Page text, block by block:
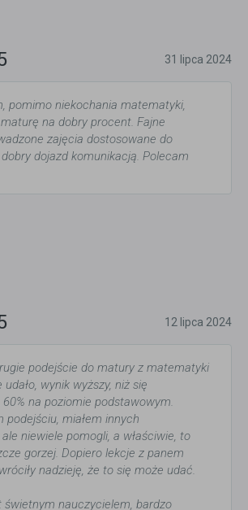
31 lipca 2024
pomimo niekochania matematyki,
na dobry procent. Fajne
zajęcia dostosowane do
dojazd komunikacją. Polecam
12 lipca 2024
podejście do matury z matematyki
wynik wyższy, niż się
60% na poziomie podstawowym.
podejściu, miałem innych
niewiele pomogli, a właściwie, to
gorzej. Dopiero lekcje z panem
nadzieję, że to się może udać.
świetnym nauczycielem, bardzo